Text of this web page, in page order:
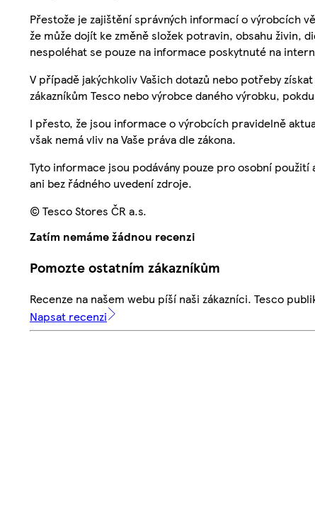
Přestože je zajištění správných informací o výrobcích
že může dojít ke změně složek potravin, obsahu živin,
nespoléhat se pouze na informace poskytnuté na
V případě jakýchkoliv Vašich dotazů nebo potřeby
zákazníkům Tesco nebo výrobce daného výrobku,
I přesto, že jsou informace o výrobcích pravidelně
však nemá vliv na Vaše práva dle zákona.
Tyto informace jsou podávány pouze pro osobní
ani bez řádného uvedení zdroje.
© Tesco Stores ČR a.s.
Zatím nemáme žádnou recenzi
Pomozte ostatním zákazníkům
Recenze na našem webu píší naši zákazníci. Tesco
Napsat recenzi